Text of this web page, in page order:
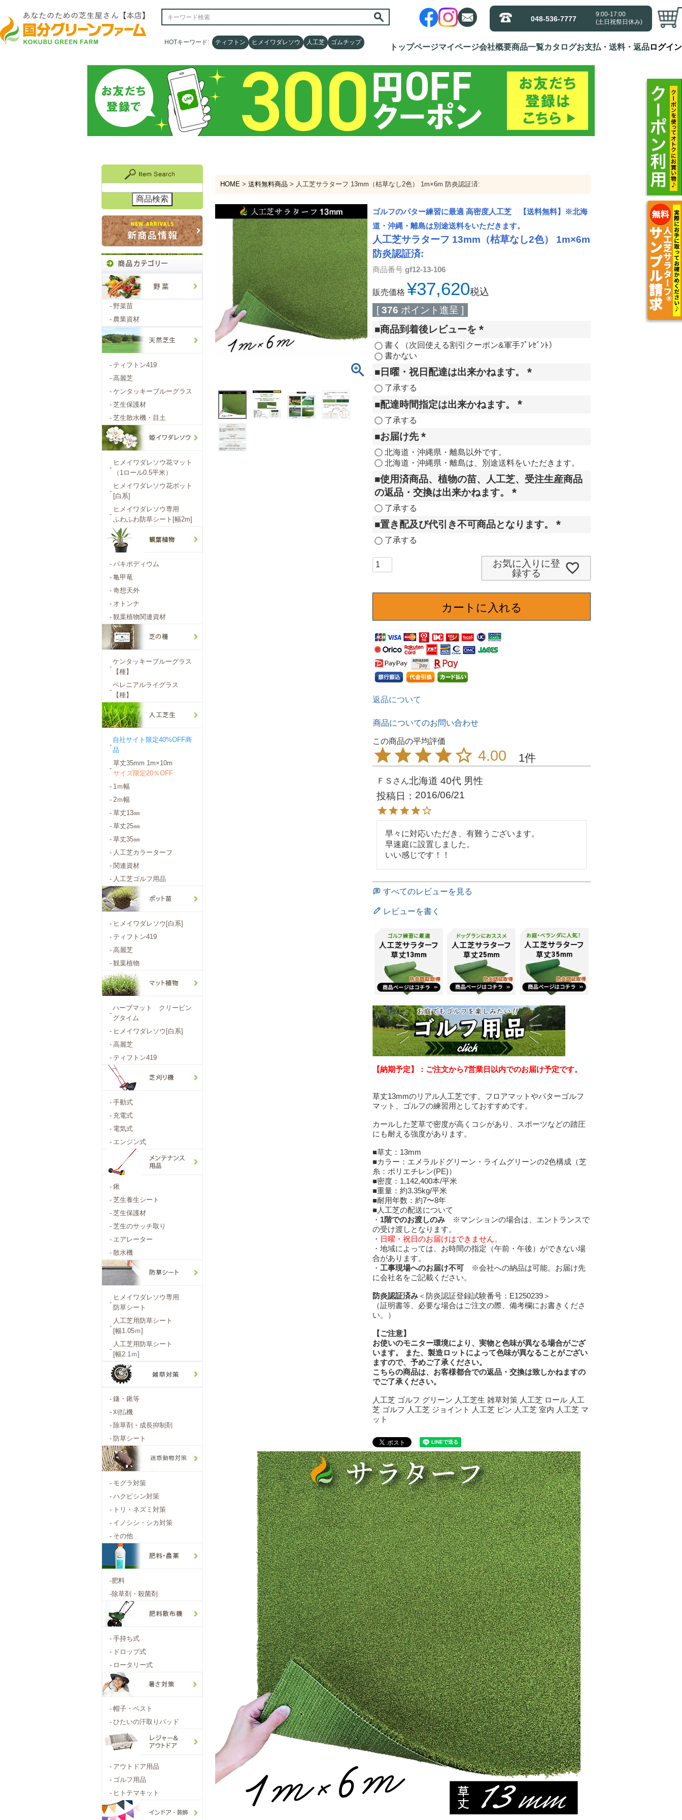
HOTキーワード: ティフトン ヒメイワダレソウ 人工芝 ゴムチップ
048-536-7777
9:00-17:00
(土日祝祭日休み)
トップページマイページ会社概要商品一覧カタログお支払・送料・返品ログイン
HOTキーワード: ティフトン ヒメイワダレソウ 人工芝 ゴムチップ
048-536-7777
9:00-17:00
(土日祝祭日休み)
トップページマイページ会社概要商品一覧カタログお支払・送料・返品ログイン
- 野菜苗
- 農業資材
- ティフトン419
- 高麗芝
- ケンタッキーブルーグラス
- 芝生保護材
- 芝生散水機・目土
-
ヒメイワダレソウ花マット
（1ロール0.5平米）
-
ヒメイワダレソウ花ポット
[白系]
-
ヒメイワダレソウ専用
ふわふわ防草シート[幅2m]
- パキポディウム
- 亀甲竜
- 奇想天外
- オトンナ
- 観葉植物関連資材
-
ケンタッキーブルーグラス
【種】
-
ペレニアルライグラス
【種】
-
自社サイト限定40%OFF商
品
-
草丈35mm 1m×10m
サイズ限定20％OFF
- 1ｍ幅
- 2ｍ幅
- 草丈13㎜
- 草丈25㎜
- 草丈35㎜
- 人工芝カラーターフ
- 関連資材
- 人工芝ゴルフ用品
- ヒメイワダレソウ[白系]
- ティフトン419
- 高麗芝
- 観葉植物
-
ハーブマット クリーピン
グタイム
- ヒメイワダレソウ[白系]
- 高麗芝
- ティフトン419
- 手動式
- 充電式
- 電気式
- エンジン式
- 鍬
- 芝生養生シート
- 芝生保護材
- 芝生のサッチ取り
- エアレーター
- 散水機
-
ヒメイワダレソウ専用
防草シート
-
人工芝用防草シート
[幅1.05ｍ]
-
人工芝用防草シート
[幅2.1ｍ]
- 鎌・鍬等
- 刈払機
- 除草剤・成長抑制剤
- 防草シート
- モグラ対策
- ハクビシン対策
- トリ・ネズミ対策
- イノシシ・シカ対策
- その他
-肥料
-除草剤・殺菌剤
- 手持ち式
- ドロップ式
- ロータリー式
- 帽子・ベスト
- ひたいの汗取りパッド
- アウトドア用品
- ゴルフ用品
- ヒトテマキット
HOME 送料無料商品 人工芝サラターフ 13mm（枯草なし2色） 1m×6m 防炎認証済:
ゴルフのパター練習に最適 高密度人工芝 【送料無料】※北海
道・沖縄・離島は別途送料をいただきます。
人工芝サラターフ 13mm（枯草なし2色） 1m×6m
防炎認証済:
商品番号 gf12-13-106
販売価格 ¥37,620税込
[ 376 ポイント進呈 ]
■商品到着後レビューを
(
須
)
書く（次回使える割引クーポン&軍手ﾌﾟﾚｾﾞﾝﾄ）
書かない
■日曜・祝日配達は出来かねます。
了承する
■配達時間指定は出来かねます。
了承する
■お届け先
(
必
須
)
北海道・沖縄県・離島以外です。
北海道・沖縄県・離島は、別途送料をいただきます。
■使用済商品、植物の苗、人工芝、受注生産商品
の返品・交換は出来かねます。
須
了承する
■置き配及び代引き不可商品となります。
須
了承する
お気に入りに登
録する
カートに入れる
返品について
商品についてのお問い合わせ
4.00 1
ＦＳ 北海道 40代 男性
投稿日
2016/06/21
早々に対応いただき、有難うございます。
早速庭に設置しました。
いい感じです！！
すべてのレビューを見る
レビューを書く
【納期予定】：ご注文から7営業日以内でのお届け予定です。
草丈13mmのリアル人工芝です。フロアマットやパターゴルフ
マット、ゴルフの練習用としておすすめです。
カールした芝草で密度が高くコシがあり、スポーツなどの踏圧
にも耐える強度があります。
■草丈：13mm
■カラー：エメラルドグリーン・ライムグリーンの2色構成（芝
糸：ポリエチレン(PE)）
■密度：1,142,400本/平米
■重量：約3.35kg/平米
■耐用年数：約7〜8年
■人工芝の配送について
・ 1階でのお渡しのみ ※マンションの場合は、エントランスで
の受け渡しとなります。
・ 日曜・祝日のお届けはできません。
・地域によっては、お時間の指定（午前・午後）ができない場
合があります。
・ 工事現場へのお届け不可 ※会社への納品は可能。お届け先
に会社名をご記載ください。
防炎認証済み ＜防炎認証登録試験番号：E1250239＞
（証明書等、必要な場合はご注文の際、備考欄にお書きくださ
い。）
【ご注意】
お使いのモニター環境により、実物と色味が異なる場合がござ
います。 また、製造ロットによって色味が異なることがござい
ますので、予めご了承ください。
こちらの商品は、お客様都合での返品・交換は致しかねますの
でご了承ください。
人工芝 ゴルフ グリーン 人工芝生 雑草対策 人工芝 ロール 人工
芝 ゴルフ 人工芝 ジョイント 人工芝 ピン 人工芝 室内 人工芝 マ
ット